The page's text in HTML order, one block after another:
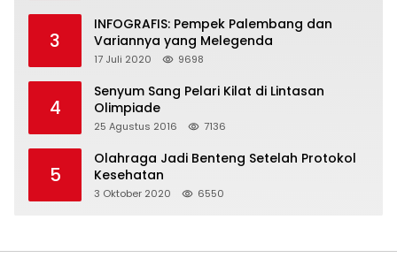
3
INFOGRAFIS: Pempek Palembang dan
Variannya yang Melegenda
17 Juli 2020 9698
4
Senyum Sang Pelari Kilat di Lintasan
Olimpiade
25 Agustus 2016 7136
5
Olahraga Jadi Benteng Setelah Protokol
Kesehatan
3 Oktober 2020 6550